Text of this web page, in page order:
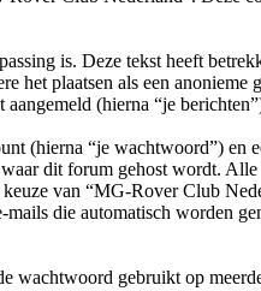
is. Deze tekst heeft
het plaatsen als een anonieme
(hierna “je
(hierna “je wachtwoord”) en
dit forum gehost wordt.
van “MG-Rover Club
die automatisch worden
wachtwoord gebruikt op